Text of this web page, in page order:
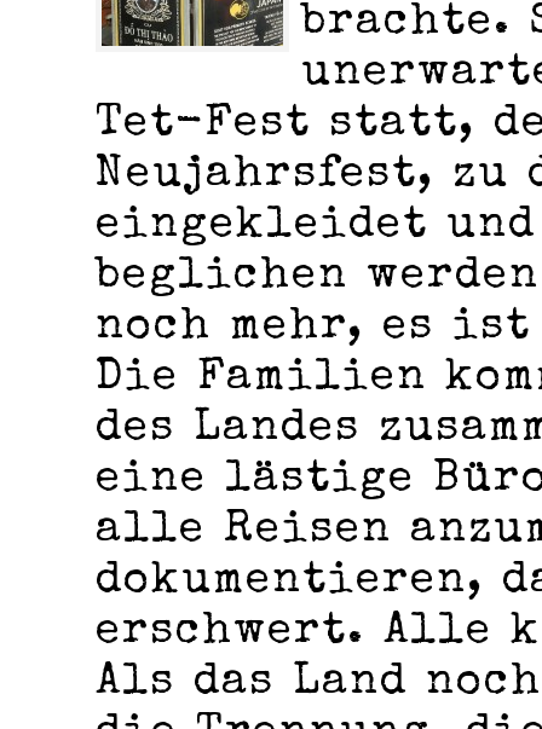
brachte.
Tet-Fest statt,
Neujahrsfest, zu
eingekleidet
beglichen
noch mehr, es
Die Familien
des Landes
eine lästige
alle Reisen
dokumentieren,
erschwert. Alle
Als das Land